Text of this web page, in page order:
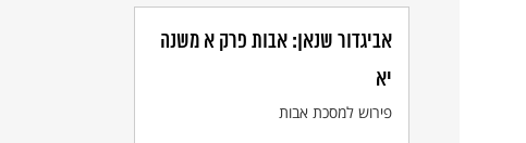
אביגדור שנאן: אבות פרק א משנה
יא
פירוש למסכת אבות